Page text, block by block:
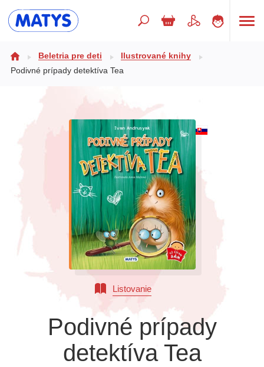
Doplnkový sortiment
Populárno - náučné pre deti
Výchova a pedagogika
Všetky kategórie
Beletria pre deti
Ilustrované knihy
Podivné prípady detektíva Tea
Listovanie
Podivné prípady
detektíva Tea